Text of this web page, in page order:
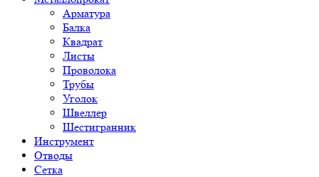
Арматура
Балка
Квадрат
Листы
Проволока
Трубы
Уголок
Швеллер
Шестигранник
Инструмент
Отводы
Сетка